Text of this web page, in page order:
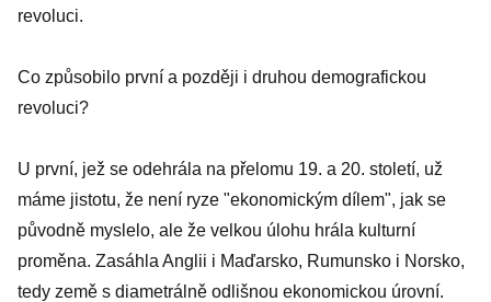
revoluci.
Co způsobilo první a později i druhou demografickou
revoluci?
U první, jež se odehrála na přelomu 19. a 20. století, už
máme jistotu, že není ryze "ekonomickým dílem", jak se
původně myslelo, ale že velkou úlohu hrála kulturní
proměna. Zasáhla Anglii i Maďarsko, Rumunsko i Norsko,
tedy země s diametrálně odlišnou ekonomickou úrovní.